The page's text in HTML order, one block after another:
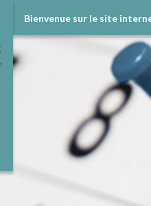
Bienvenue sur le site